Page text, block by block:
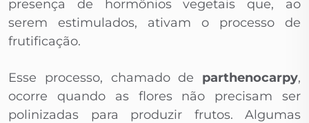
presença de hormônios vegetais que, ao
serem estimulados, ativam o processo de
frutificação.
Esse processo, chamado de parthenocarpy,
ocorre quando as flores não precisam ser
polinizadas para produzir frutos. Algumas